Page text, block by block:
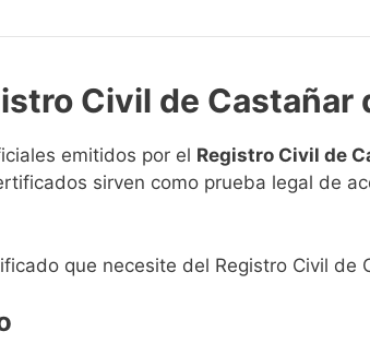
Civil de Castañar
emitidos por el Registro Civil de
sirven como prueba legal de
que necesite del Registro Civil de